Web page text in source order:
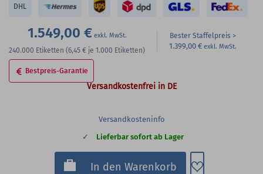
DHL
1.549,00 €
240.000 Etiketten (6,45 € je 1.000 Etiketten)
Bester Staffelpreis
1.399,00 €
Bestpreis-Garantie
Versandkostenfrei in DE
Versandkosteninfo
Lieferbar sofort ab Lager
In den Warenkorb Zum